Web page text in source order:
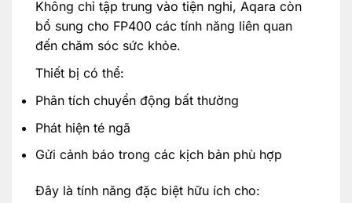
Không chỉ tập trung vào tiện nghi, Aqara còn
bổ sung cho FP400 các tính năng liên quan
đến chăm sóc sức khỏe.
Thiết bị có thể:
Phân tích chuyển động bất thường
Phát hiện té ngã
Gửi cảnh báo trong các kịch bản phù hợp
Đây là tính năng đặc biệt hữu ích cho: